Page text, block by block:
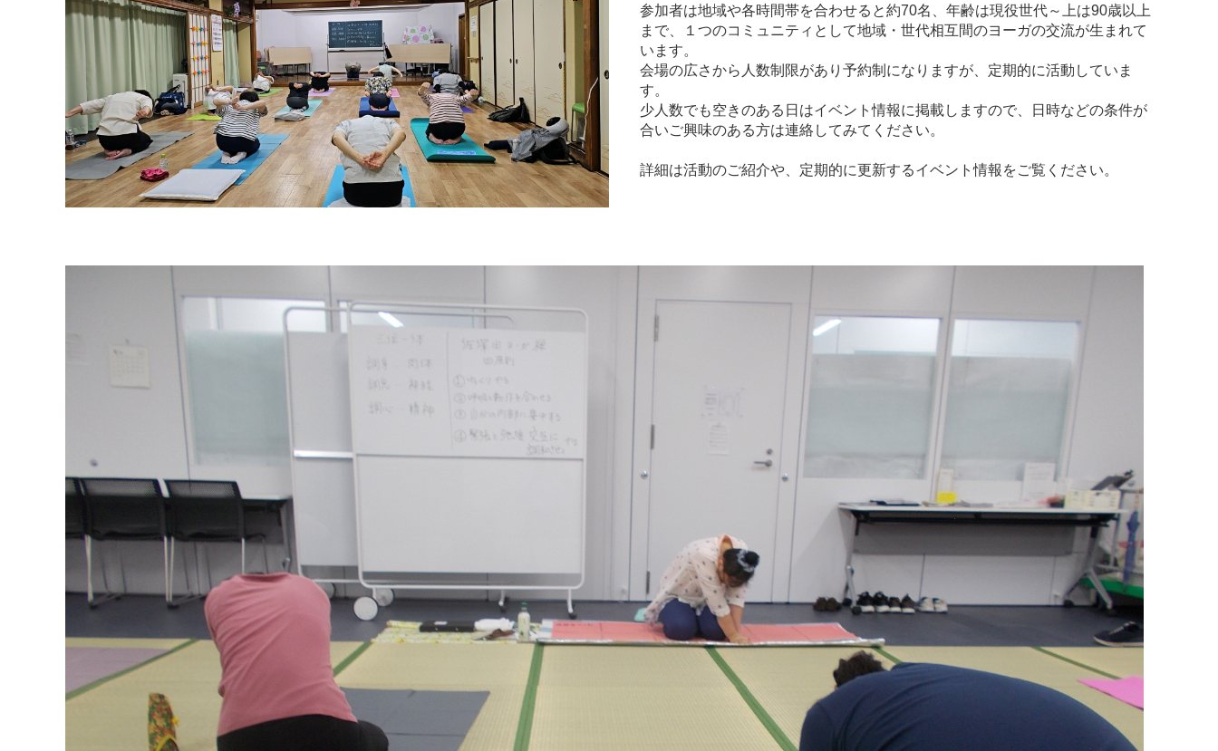
参加者は地域や各時間帯を合わせると約70名、年齢は現役世代～上は90歳以上
まで、１つのコミュニティとして地域・世代相互間のヨーガの交流が生まれて
います。
会場の広さから人数制限があり予約制になりますが、定期的に活動していま
す。
少人数でも空きのある日はイベント情報に掲載しますので、日時などの条件が
合いご興味のある方は連絡してみてください。
詳細は活動のご紹介や、定期的に更新するイベント情報をご覧ください。